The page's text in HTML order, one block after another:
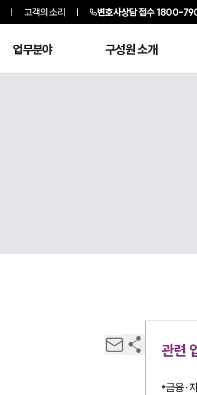
고객의 소리 변호사상담 접수1800-
업무분야 구성원 소개
관련
금융·